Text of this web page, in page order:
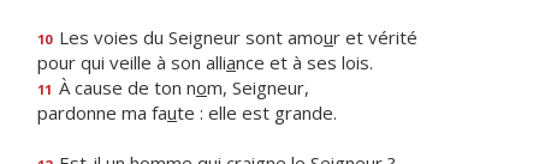
10 Les voies du Seigneur sont amour et vérité
pour qui veille à son alliance et à ses lois.
11 À cause de ton nom, Seigneur,
pardonne ma faute : elle est grande.